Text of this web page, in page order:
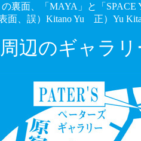
の裏面、「MAYA」と「
面、誤）Kitano Yu 正）Yu
周辺のギャラ